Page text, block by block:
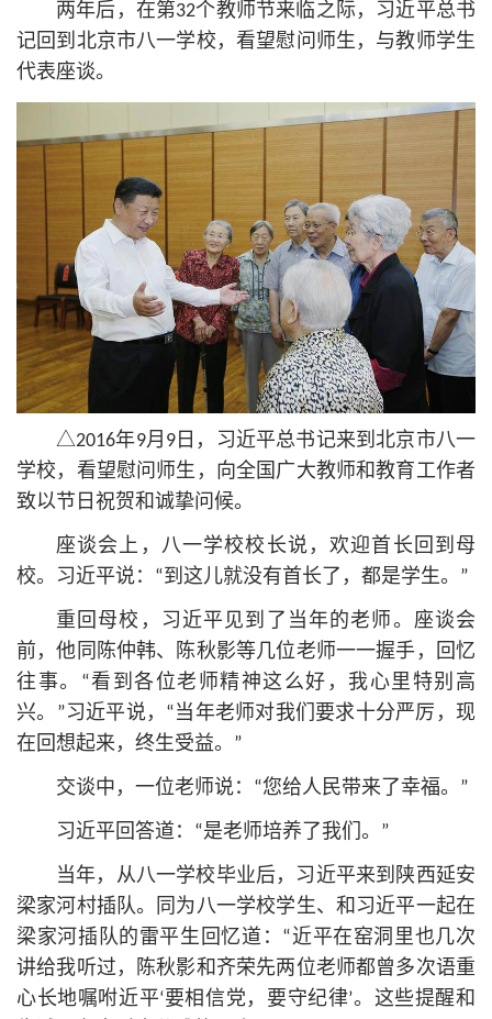
两年后，在第32个教师节来临之际，习近平总书
记回到北京市八一学校，看望慰问师生，与教师学生
代表座谈。
△2016年9月9日，习近平总书记来到北京市八一
学校，看望慰问师生，向全国广大教师和教育工作者
致以节日祝贺和诚挚问候。
座谈会上，八一学校校长说，欢迎首长回到母
校。习近平说：“到这儿就没有首长了，都是学生。”
重回母校，习近平见到了当年的老师。座谈会
前，他同陈仲韩、陈秋影等几位老师一一握手，回忆
往事。“看到各位老师精神这么好，我心里特别高
兴。”习近平说，“当年老师对我们要求十分严厉，现
在回想起来，终生受益。”
交谈中，一位老师说：“您给人民带来了幸福。”
习近平回答道：“是老师培养了我们。”
当年，从八一学校毕业后，习近平来到陕西延安
梁家河村插队。同为八一学校学生、和习近平一起在
梁家河插队的雷平生回忆道：“近平在窑洞里也几次
讲给我听过，陈秋影和齐荣先两位老师都曾多次语重
心长地嘱咐近平‘要相信党，要守纪律’。这些提醒和